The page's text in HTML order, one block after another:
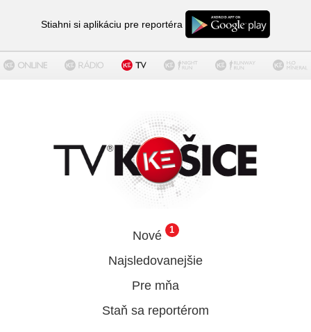
Stiahni si aplikáciu pre reportéra
Nové 1
Najsledovanejšie
Pre mňa
Staň sa reportérom